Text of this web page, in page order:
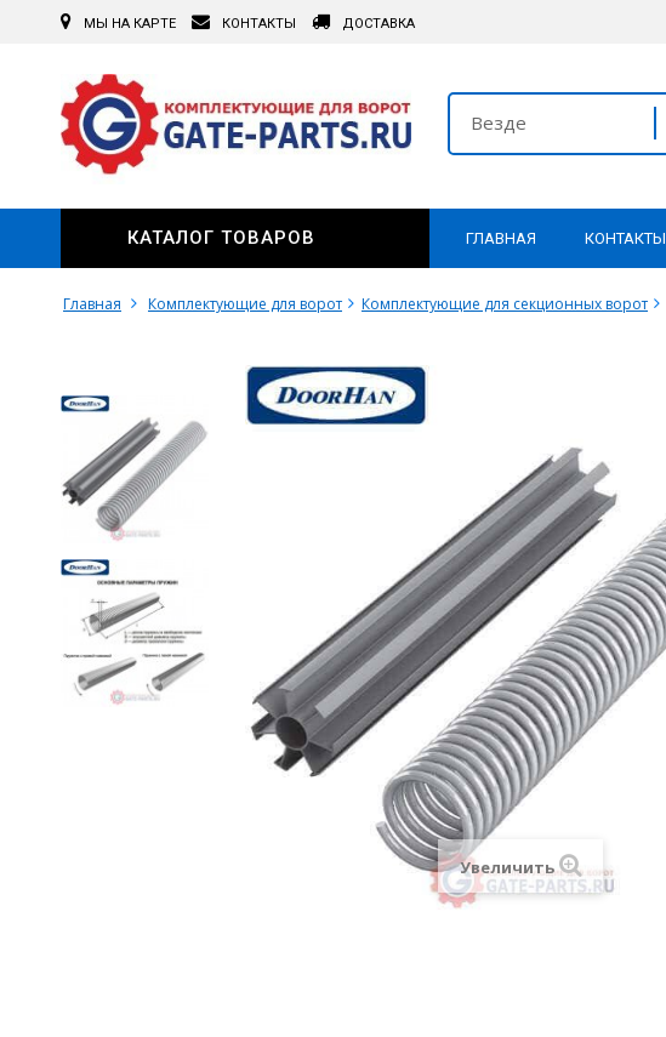
МЫ НА КАРТЕ КОНТАКТЫ ДОСТАВКА
Везде
ГЛАВНАЯ КОНТАКТЫ
КАТАЛОГ ТОВАРОВ
Главная Комплектующие для ворот Комплектующие для секционных ворот
Увеличить